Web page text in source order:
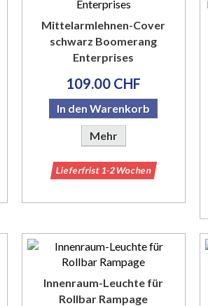
Mittelarmlehnen-Cover
schwarz Boomerang
Enterprises
109.00 CHF
In den Warenkorb
Mehr
Lieferfrist 1-2 Wochen
Innenraum-Leuchte für
Rollbar Rampage